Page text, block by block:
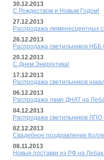
30.12.2013
С Рождеством и Новым Годом!
27.12.2013
Распродажа люминесцентных
26.12.2013
Распродажа светильников
20.12.2013
С Днем Энергетика!
17.12.2013
Распродажа светильников
06.12.2013
Распродажа ламп ДНАТ на
04.12.2013
Распродажа светильников ЛПО
02.12.2013
Свадебное поздравление
08.11.2013
Новые поставки из РФ на Лебак.